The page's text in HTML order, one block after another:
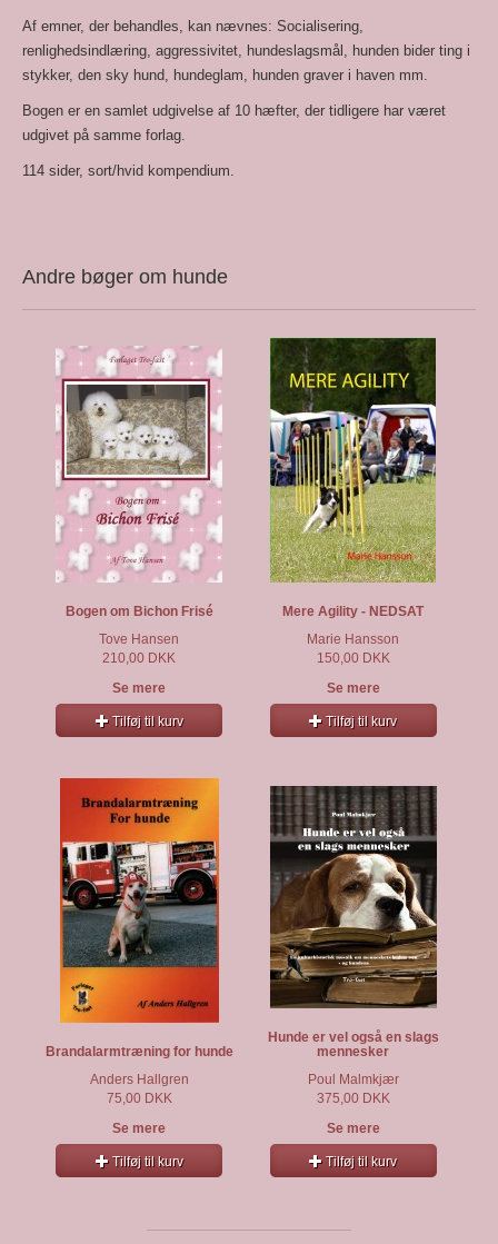
Af emner, der behandles, kan nævnes: Socialisering,
renlighedsindlæring, aggressivitet, hundeslagsmål, hunden bider ting i
stykker, den sky hund, hundeglam, hunden graver i haven mm.
Bogen er en samlet udgivelse af 10 hæfter, der tidligere har været
udgivet på samme forlag.
114 sider, sort/hvid kompendium.
Andre bøger om hunde
Bogen om Bichon Frisé
Tove Hansen
210,00 DKK
Se mere
Tilføj til kurv
Mere Agility - NEDSAT
Marie Hansson
150,00 DKK
Se mere
Tilføj til kurv
Brandalarmtræning for hunde
Anders Hallgren
75,00 DKK
Se mere
Tilføj til kurv
Hunde er vel også en slags
mennesker
Poul Malmkjær
375,00 DKK
Se mere
Tilføj til kurv